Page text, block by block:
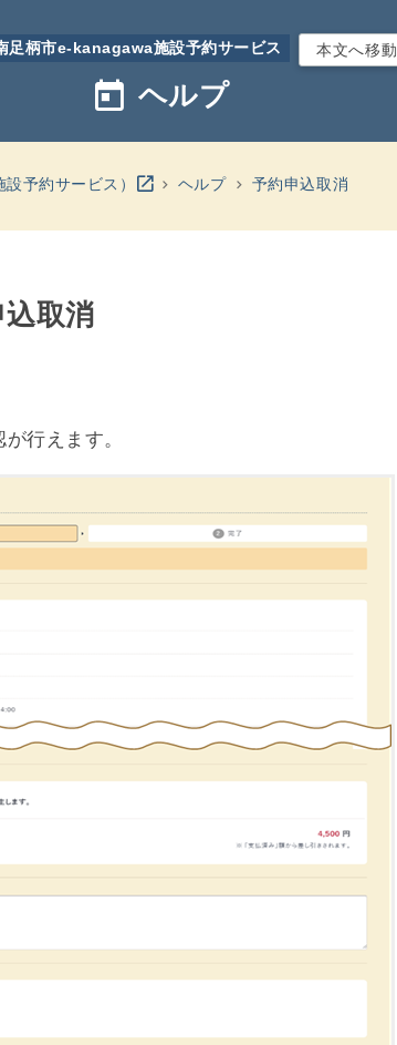
足柄市e-kanagawa施設予約サービス 本文へ移動
today ヘルプ
予約サービス） open_in_new ヘルプ 予約申込取消
取消
行えます。